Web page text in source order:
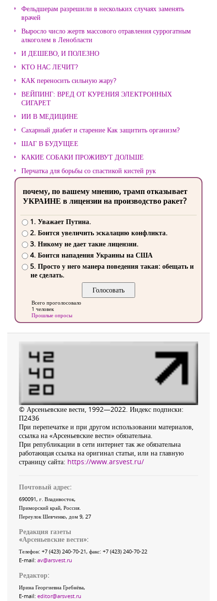
Фельдшерам разрешили в нескольких случаях заменять
врачей
Выросло число жертв массового отравления суррогатным
алкоголем в Ленобласти
И ДЕШЕВО, И ПОЛЕЗНО
КТО НАС ЛЕЧИТ?
КАК переносить сильную жару?
ВЕЙПИНГ: ВРЕД ОТ КУРЕНИЯ ЭЛЕКТРОННЫХ
СИГАРЕТ
ИИ В МЕДИЦИНЕ
Сахарный диабет и старение Как защитить организм?
ШАГ В БУДУЩЕЕ
КАКИЕ СОБАКИ ПРОЖИВУТ ДОЛЬШЕ
Перчатка для борьбы со спастикой кистей рук
почему, по вашему мнению, трамп отказывает
УКРАИНЕ в лицензии на производство ракет?
1. Уважает Путина.
2. Боится увеличить эскалацию конфликта.
3. Никому не дает такие лицензии.
4. Боится нападения Украины на США
5. Просто у него манера поведения такая: обещать и
не сделать.
Всего проголосовало
1 человек
Прошлые опросы
© Арсеньевские вести, 1992—2022. Индекс подписки:
П2436
При перепечатке и при другом использовании материалов,
ссылка на «Арсеньевские вести» обязательна.
При републикации в сети интернет так же обязательна
работающая ссылка на оригинал статьи, или на главную
страницу сайта: https://www.arsvest.ru/
Почтовый адрес:
690091, г. Владивосток,
Приморский край, Россия
Переулок Шевченко, дом 9, 27
Редакция газеты
«Арсеньевские вести»:
Телефон: +7 (423) 240-70-21, факс: +7 (423) 240-70-22
E-mail: av@arsvest.ru
Редактор:
Ирина Георгиевна Гребнёва,
E-mail: editor@arsvest.ru